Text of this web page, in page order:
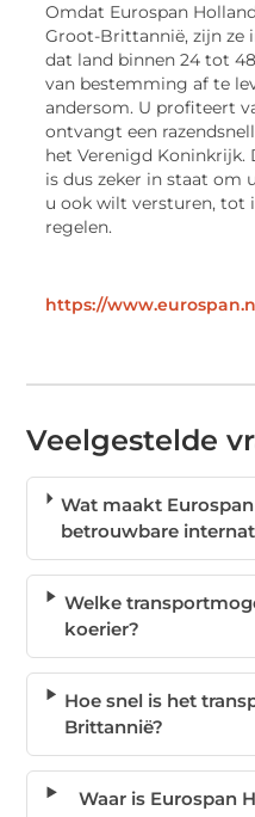
Omdat Eurospan
Groot-Brittannië, zijn ze
dat land binnen 24 tot
van bestemming af te
andersom. U profiteert
ontvangt een
het Verenigd Koninkrijk.
is dus zeker in staat om
u ook wilt versturen, tot
regelen.
https://
Veelgestelde
Wat maakt
betrouwbare
Welke
koerier?
Hoe snel is het
Brittannië?
Waar is Eurospan